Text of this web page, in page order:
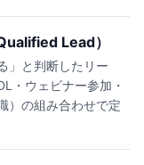
Lead）
」と判断したリー
・ウェビナー参加・
）の組み合わせで定